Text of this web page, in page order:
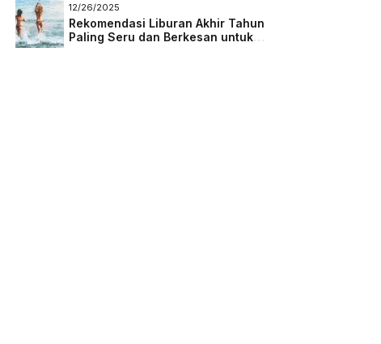
12/26/2025
Rekomendasi Liburan Akhir Tahun
Paling Seru dan Berkesan untuk